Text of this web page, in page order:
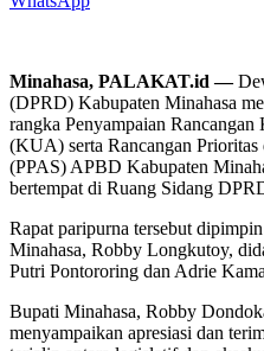
Minahasa, PALAKAT.id —
(DPRD) Kabupaten Minahasa
rangka Penyampaian
(KUA) serta Rancangan Prioritas
(PPAS) APBD Kabupaten
bertempat di Ruang Sidang
Rapat paripurna tersebut
Minahasa, Robby Longkutoy,
Putri Pontororing dan Adrie
Bupati Minahasa, Robby
menyampaikan apresiasi dan